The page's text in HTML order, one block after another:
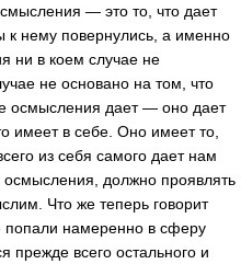
— это то, что дает
к нему повернулись, а именно
в коем случае не
не основано на том, что
осмысления дает — оно дает
имеет в себе. Оно имеет то,
из себя самого дает нам
должно проявлять
Что же теперь говорит
намеренно в сферу
прежде всего остального и